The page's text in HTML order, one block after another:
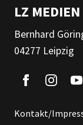
LZ
Bernhard
04277 Leipzig
Kontakt/